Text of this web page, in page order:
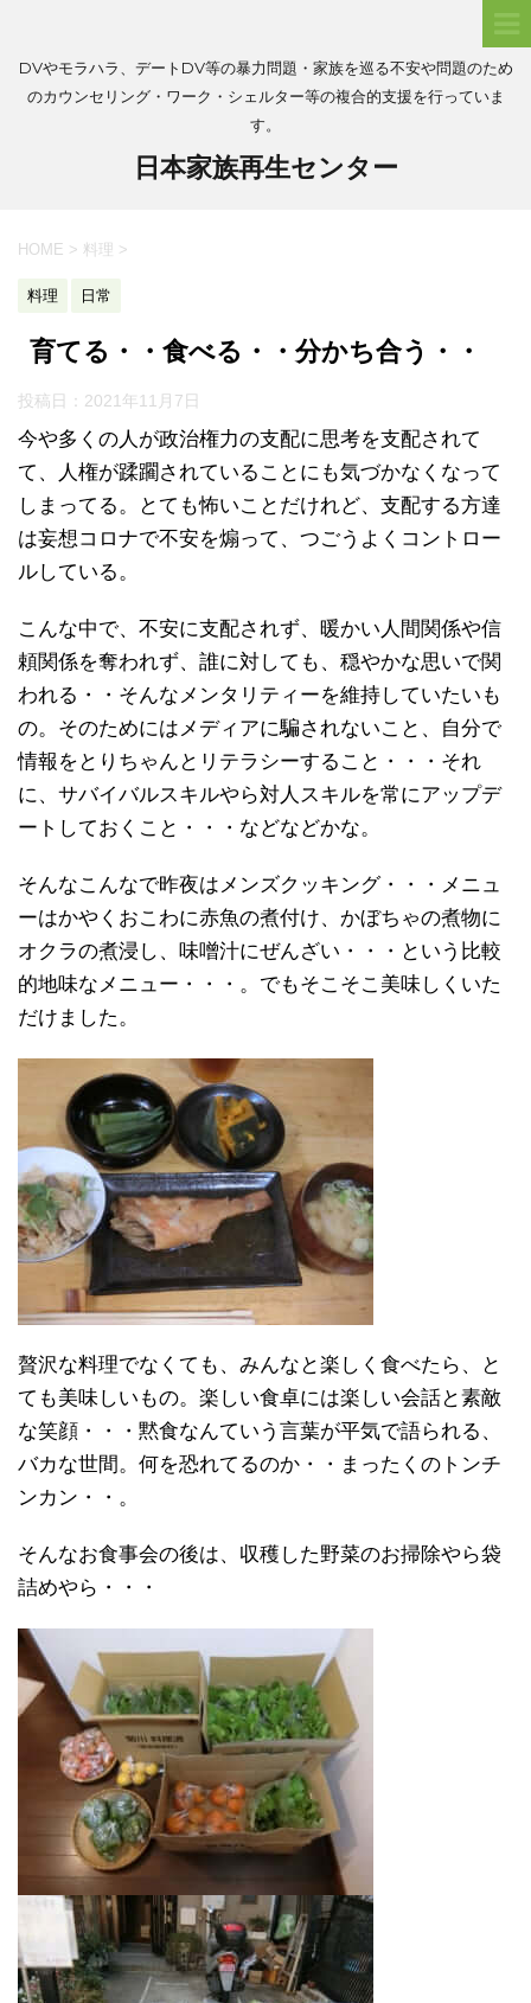
DVやモラハラ、デートDV等の暴力問題・家族を巡る不安や問題のため
のカウンセリング・ワーク・シェルター等の複合的支援を行っていま
す。
日本家族再生センター
HOME > 料理 >
料理 日常
育てる・・食べる・・分かち合う・・
投稿日： 2021年11月7日
今や多くの人が政治権力の支配に思考を支配されて
て、人権が蹂躙されていることにも気づかなくなって
しまってる。とても怖いことだけれど、支配する方達
は妄想コロナで不安を煽って、つごうよくコントロー
ルしている。
こんな中で、不安に支配されず、暖かい人間関係や信
頼関係を奪われず、誰に対しても、穏やかな思いで関
われる・・そんなメンタリティーを維持していたいも
の。そのためにはメディアに騙されないこと、自分で
情報をとりちゃんとリテラシーすること・・・それ
に、サバイバルスキルやら対人スキルを常にアップデ
ートしておくこと・・・などなどかな。
そんなこんなで昨夜はメンズクッキング・・・メニュ
ーはかやくおこわに赤魚の煮付け、かぼちゃの煮物に
オクラの煮浸し、味噌汁にぜんざい・・・という比較
的地味なメニュー・・・。でもそこそこ美味しくいた
だけました。
贅沢な料理でなくても、みんなと楽しく食べたら、と
ても美味しいもの。楽しい食卓には楽しい会話と素敵
な笑顔・・・黙食なんていう言葉が平気で語られる、
バカな世間。何を恐れてるのか・・まったくのトンチ
ンカン・・。
そんなお食事会の後は、収穫した野菜のお掃除やら袋
詰めやら・・・